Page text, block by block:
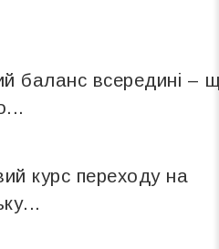
баланс всередині –
курс переходу на